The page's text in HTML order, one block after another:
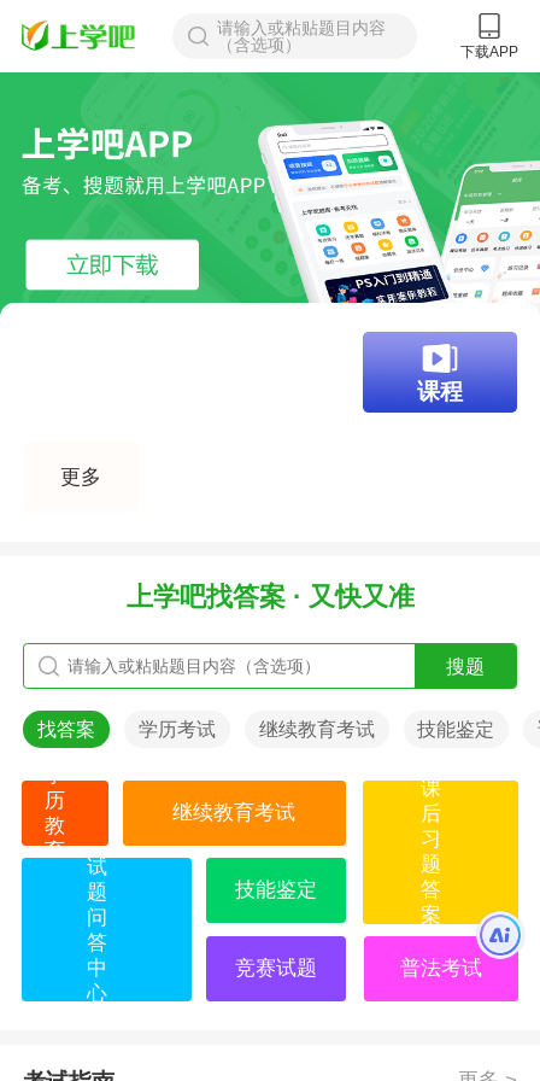
请输入或粘贴题目内容
（含选项）
下载APP
课程
更多
上学吧找答案 · 又快又准
搜题
找答案 学历考试 继续教育考试 技能鉴定
历
教
育
继续教育考试
课
后
习
题
答
案
试
题
问
答
中
心
技能鉴定
竞赛试题 普法考试